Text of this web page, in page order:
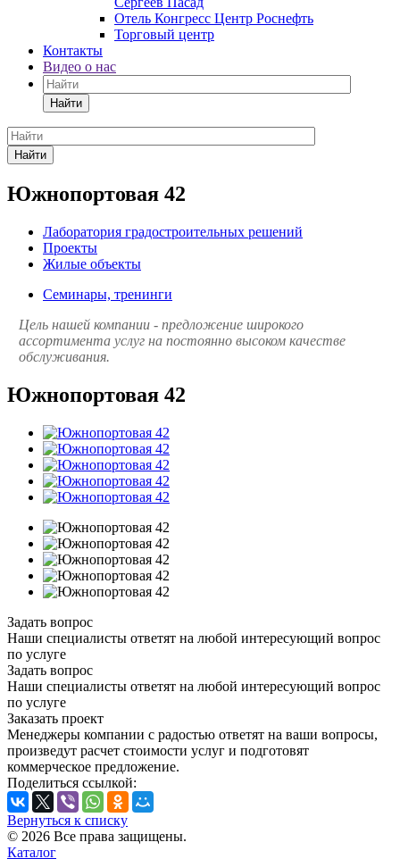
Отель Конгресс Центр Роснефть
Торговый центр
Контакты
Видео о нас
Найти
Найти
Южнопортовая 42
Лаборатория градостроительных решений
Проекты
Жилые объекты
Семинары, тренинги
Цель нашей компании - предложение широкого
ассортимента услуг на постоянно высоком качестве
обслуживания.
Южнопортовая 42
Задать вопрос
Наши специалисты ответят на любой интересующий вопрос
по услуге
Задать вопрос
Наши специалисты ответят на любой интересующий вопрос
по услуге
Заказать проект
Менеджеры компании с радостью ответят на ваши вопросы,
произведут расчет стоимости услуг и подготовят
коммерческое предложение.
Поделиться ссылкой:
Вернуться к списку
© 2026 Все права защищены.
Каталог